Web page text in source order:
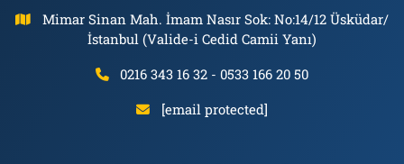
Mimar Sinan Mah. İmam Nasır Sok: No:14/12 Üsküdar/
İstanbul (Valide-i Cedid Camii Yanı)
0216 343 16 32 - 0533 166 20 50
[email protected]